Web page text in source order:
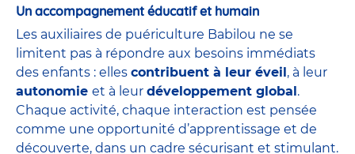
Un accompagnement éducatif et humain
Les auxiliaires de puériculture Babilou ne se
limitent pas à répondre aux besoins immédiats
des enfants : elles contribuent à leur éveil , à leur
autonomie et à leur développement global .
Chaque activité, chaque interaction est pensée
comme une opportunité d’apprentissage et de
découverte, dans un cadre sécurisant et stimulant.